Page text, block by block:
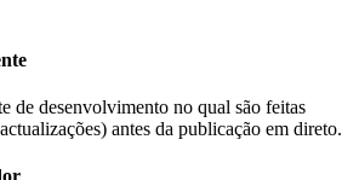
de desenvolvimento no qual são feitas
antes da publicação em direto.